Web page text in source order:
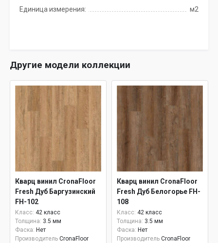
Единица измерения:
м2
Другие модели коллекции
Кварц винил CronaFloor
Fresh Дуб Баргузинский
FH-102
Класс: 42 класс
Толщина: 3.5 мм
Фаска: Нет
Производитель CronaFloor
Кварц винил CronaFloor
Fresh Дуб Белогорье FH-
108
Класс: 42 класс
Толщина: 3.5 мм
Фаска: Нет
Производитель CronaFloor